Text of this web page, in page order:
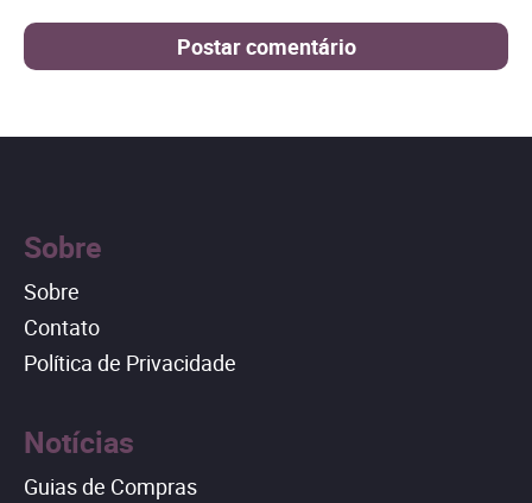
Sobre
Sobre
Contato
Política de Privacidade
Notícias
Guias de Compras